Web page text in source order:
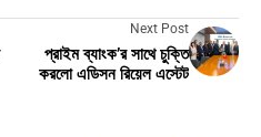
Next Post
প্রাইম ব্যাংক’র সাথে চুক্তি
করলো এডিসন রিয়েল এস্টেট